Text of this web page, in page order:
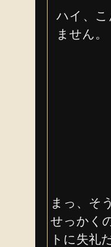
ハイ、
ません。
まっ、そ
せっかく
トに失礼